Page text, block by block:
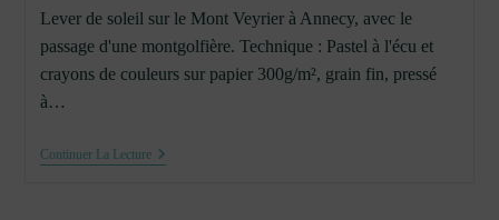
Lever de soleil sur le Mont Veyrier à Annecy, avec le
passage d'une montgolfière. Technique : Pastel à l'écu et
crayons de couleurs sur papier 300g/m², grain fin, pressé
à…
Continuer La LectureSoleil